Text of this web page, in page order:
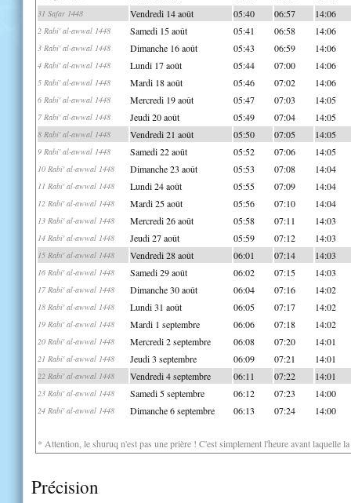
31 Safar 1448 Vendredi 14 août 05:40 06:57 14:06
2 Rabi' al-awwal 1448 Samedi 15 août 05:41 06:58 14:06
3 Rabi' al-awwal 1448 Dimanche 16 août 05:43 06:59 14:06
4 Rabi' al-awwal 1448 Lundi 17 août 05:44 07:00 14:06
5 Rabi' al-awwal 1448 Mardi 18 août 05:46 07:02 14:06
6 Rabi' al-awwal 1448 Mercredi 19 août 05:47 07:03 14:05
7 Rabi' al-awwal 1448 Jeudi 20 août 05:49 07:04 14:05
8 Rabi' al-awwal 1448 Vendredi 21 août 05:50 07:05 14:05
9 Rabi' al-awwal 1448 Samedi 22 août 05:52 07:06 14:05
10 Rabi' al-awwal 1448 Dimanche 23 août 05:53 07:08 14:04
11 Rabi' al-awwal 1448 Lundi 24 août 05:55 07:09 14:04
12 Rabi' al-awwal 1448 Mardi 25 août 05:56 07:10 14:04
13 Rabi' al-awwal 1448 Mercredi 26 août 05:58 07:11 14:03
14 Rabi' al-awwal 1448 Jeudi 27 août 05:59 07:12 14:03
15 Rabi' al-awwal 1448 Vendredi 28 août 06:01 07:14 14:03
16 Rabi' al-awwal 1448 Samedi 29 août 06:02 07:15 14:03
17 Rabi' al-awwal 1448 Dimanche 30 août 06:04 07:16 14:02
18 Rabi' al-awwal 1448 Lundi 31 août 06:05 07:17 14:02
19 Rabi' al-awwal 1448 Mardi 1 septembre 06:06 07:18 14:02
20 Rabi' al-awwal 1448 Mercredi 2 septembre 06:08 07:20 14:01
21 Rabi' al-awwal 1448 Jeudi 3 septembre 06:09 07:21 14:01
22 Rabi' al-awwal 1448 Vendredi 4 septembre 06:11 07:22 14:01
23 Rabi' al-awwal 1448 Samedi 5 septembre 06:12 07:23 14:00
24 Rabi' al-awwal 1448 Dimanche 6 septembre 06:13 07:24 14:00
* Attention, le shuruq n'est pas une prière ! C'est simplement l'heure avant laquelle
Précision